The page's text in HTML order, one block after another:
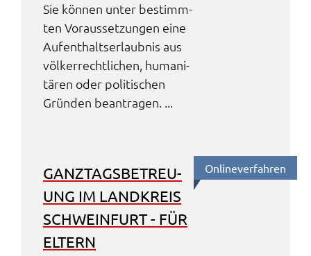
Sie können unter bestimm­
ten Voraus­set­zun­gen eine
Aufent­halts­er­laub­nis aus
völker­recht­li­chen, huma­ni­
tä­ren oder poli­ti­schen
Grün­den bean­tra­gen. ...
GANZ­TAGS­BE­TREU­
UNG IM LAND­KREIS
SCHWEIN­FURT - FÜR
ELTERN
Online­ver­fah­ren